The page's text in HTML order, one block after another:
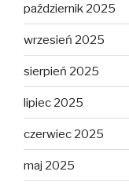
październik 2025
wrzesień 2025
sierpień 2025
lipiec 2025
czerwiec 2025
maj 2025